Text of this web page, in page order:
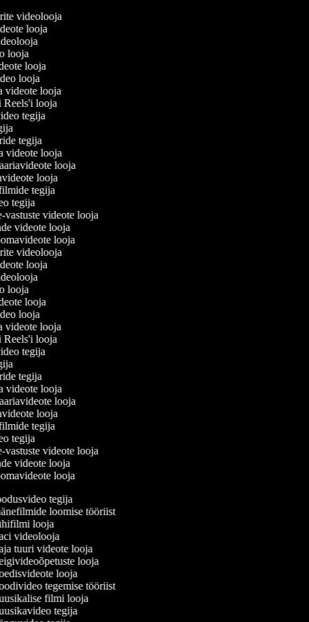
videolooja
looja
looja
looja
looja
videote looja
Reels'i looja
tegija
tegija
videote looja
looja
looja
tegija
tegija
vastuste videote looja
videote looja
looja
videolooja
looja
looja
looja
looja
videote looja
Reels'i looja
tegija
tegija
videote looja
looja
looja
tegija
tegija
vastuste videote looja
videote looja
looja
tegija
loomise tööriist
looja
videolooja
tuuri videote looja
looja
looja
tegemise tööriist
filmi looja
tegija